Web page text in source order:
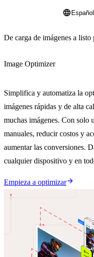
Language
De carga de imágenes a listo
Image Optimizer
Simplifica y automatiza la
imágenes rápidas y de alta
muchas imágenes. Con solo
manuales, reducir costos y
aumentar las conversiones.
cualquier dispositivo y en
Empieza a optimizar